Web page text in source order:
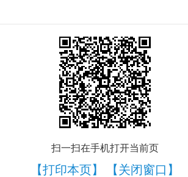
扫一扫在手机打开当前页
【打印本页】 【关闭窗口】